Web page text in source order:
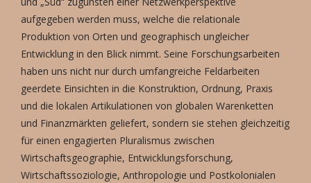
aufgegeben werden muss, welche die relationale
Produktion von Orten und geographisch ungleicher
Entwicklung in den Blick nimmt. Seine Forschungsarbeiten
haben uns nicht nur durch umfangreiche Feldarbeiten
geerdete Einsichten in die Konstruktion, Ordnung, Praxis
und die lokalen Artikulationen von globalen Warenketten
und Finanzmärkten geliefert, sondern sie stehen gleichzeitig
für einen engagierten Pluralismus zwischen
Wirtschaftsgeographie, Entwicklungsforschung,
Wirtschaftssoziologie, Anthropologie und Postkolonialen